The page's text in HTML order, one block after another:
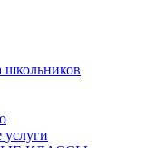
школьников
услуги